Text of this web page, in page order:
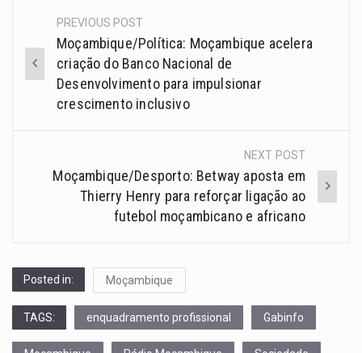
PREVIOUS POST
Moçambique/Política: Moçambique acelera
criação do Banco Nacional de
Desenvolvimento para impulsionar
crescimento inclusivo
NEXT POST
Moçambique/Desporto: Betway aposta em
Thierry Henry para reforçar ligação ao
futebol moçambicano e africano
Posted in: Moçambique
TAGS: enquadramento profissional Gabinfo